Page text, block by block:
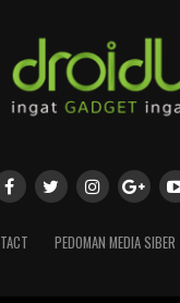
PEDOMAN MEDIA SIBER